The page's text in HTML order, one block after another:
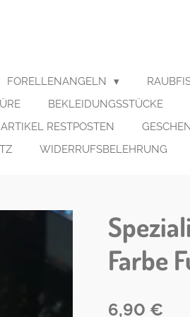
FORELLENANGELN
BEKLEIDUNGSSTÜCKE
RESTPOSTEN
WIDERRUFSBELEHRUNG
Farbe
6,90 €